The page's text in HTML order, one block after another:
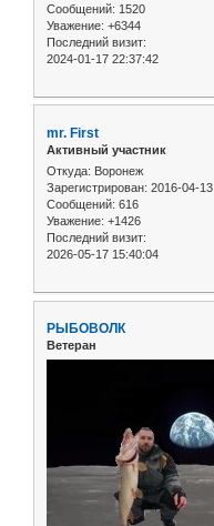
Сообщений: 1520
Уважение: +6344
Последний визит:
2024-01-17 22:37:42
mr. First
Активный участник
Откуда: Воронеж
Зарегистрирован: 2016-04-13
Сообщений: 616
Уважение: +1426
Последний визит:
2026-05-17 15:40:04
РЫБОВОЛК
Ветеран